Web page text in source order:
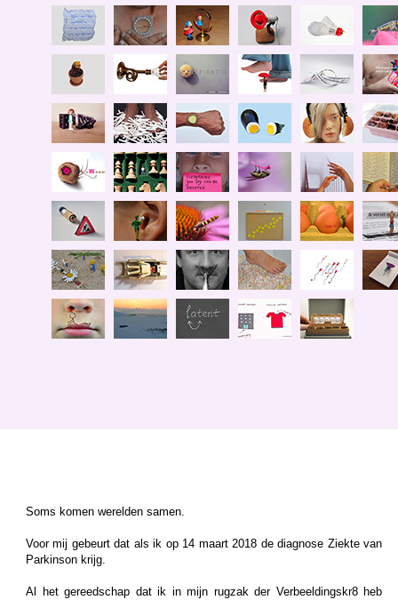
Soms komen werelden samen.
Voor mij gebeurt dat als ik op 14 maart 2018 de diagnose Ziekte van
Parkinson krijg.
Al het gereedschap dat ik in mijn rugzak der Verbeeldingskr8 heb